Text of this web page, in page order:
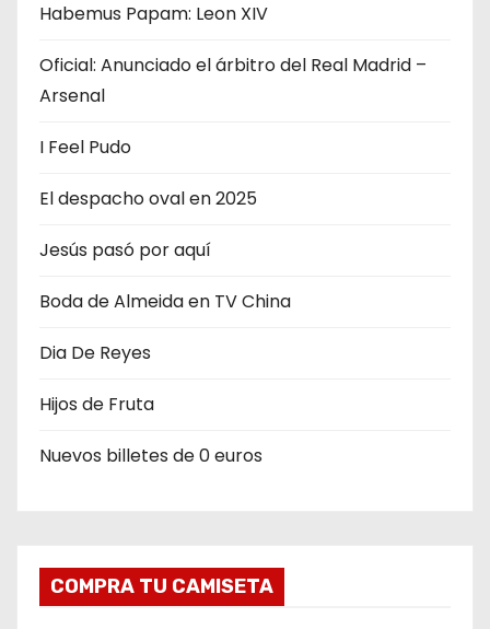
c
i
e
e
n
t
r
a
Habemus Papam: Leon XIV
Oficial: Anunciado el árbitro del Real Madrid –
Arsenal
I Feel Pudo
El despacho oval en 2025
Jesús pasó por aquí
Boda de Almeida en TV China
Dia De Reyes
Hijos de Fruta
Nuevos billetes de 0 euros
COMPRA TU CAMISETA